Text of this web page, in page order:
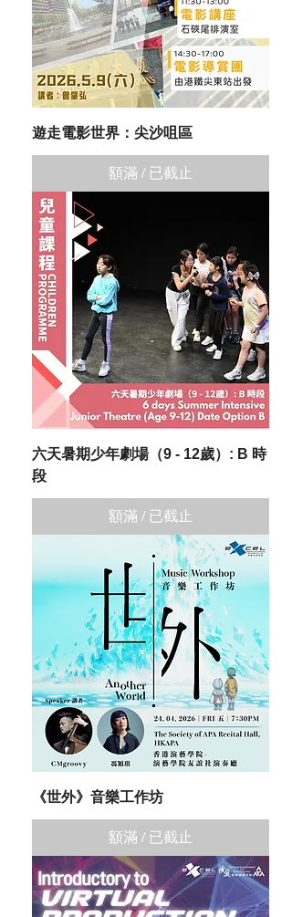
遊走電影世界：尖沙咀區
額滿 / 已截止
六天暑期少年劇場（9 - 12歲）: B 時
段
額滿 / 已截止
《世外》音樂工作坊
額滿 / 已截止